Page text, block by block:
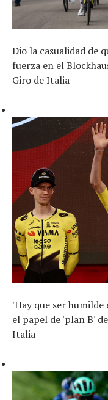
Dio la casualidad de
fuerza en el
Giro de Italia
'Hay que ser humilde
el papel de 'plan B'
Italia